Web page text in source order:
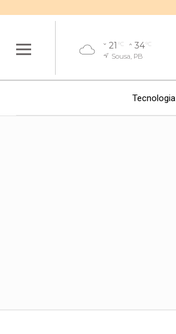
21 °C 34°C
Sousa, PB
Tecnologia